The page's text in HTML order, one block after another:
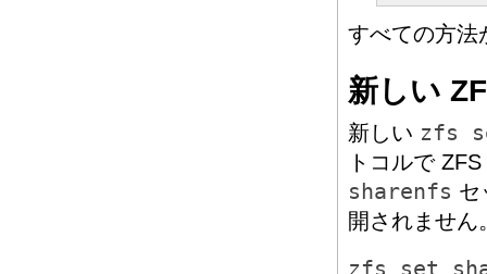
すべての方法
新しい
新しい zfs
トコルで
sharenfs セ
開されません